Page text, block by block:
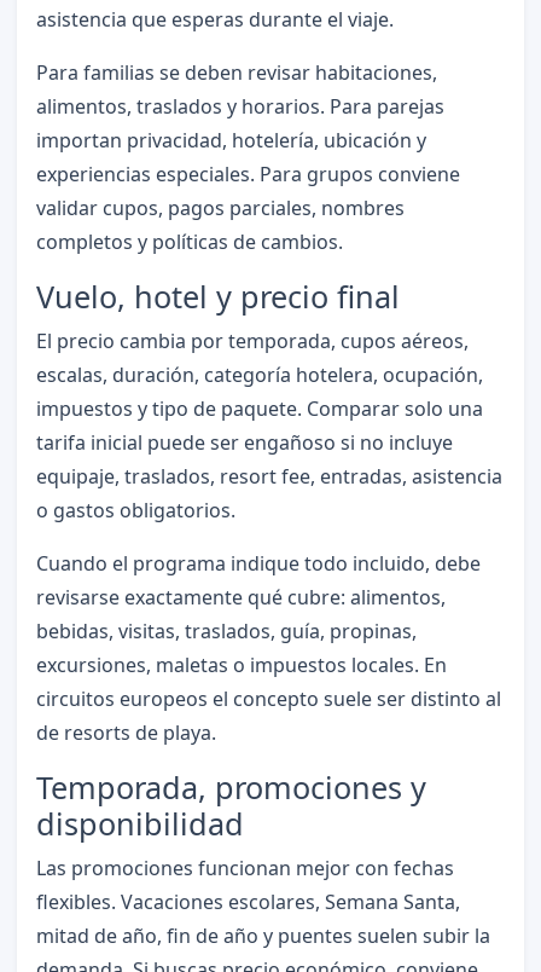
asistencia que esperas durante el viaje.
Para familias se deben revisar habitaciones,
alimentos, traslados y horarios. Para parejas
importan privacidad, hotelería, ubicación y
experiencias especiales. Para grupos conviene
validar cupos, pagos parciales, nombres
completos y políticas de cambios.
Vuelo, hotel y precio final
El precio cambia por temporada, cupos aéreos,
escalas, duración, categoría hotelera, ocupación,
impuestos y tipo de paquete. Comparar solo una
tarifa inicial puede ser engañoso si no incluye
equipaje, traslados, resort fee, entradas, asistencia
o gastos obligatorios.
Cuando el programa indique todo incluido, debe
revisarse exactamente qué cubre: alimentos,
bebidas, visitas, traslados, guía, propinas,
excursiones, maletas o impuestos locales. En
circuitos europeos el concepto suele ser distinto al
de resorts de playa.
Temporada, promociones y
disponibilidad
Las promociones funcionan mejor con fechas
flexibles. Vacaciones escolares, Semana Santa,
mitad de año, fin de año y puentes suelen subir la